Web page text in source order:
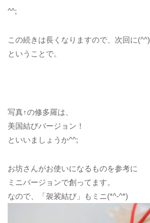
^^;
この続きは長くなりますので、次回に(^^)
ということで。
写真↑の修多羅は、
美国結びバージョン！
といいましょうか^^;
お坊さんがお使いになるものを参考に
ミニバージョンで創ってます。
なので、「袈裟結び」もミニ(*^-^*)